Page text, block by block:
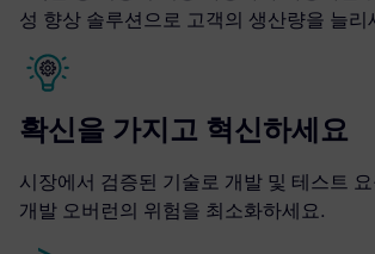
성 향상 솔루션으로 고객의 생산량을 늘리
확신을 가지고 혁신하세요
시장에서 검증된 기술로 개발 및 테스트
개발 오버런의 위험을 최소화하세요.